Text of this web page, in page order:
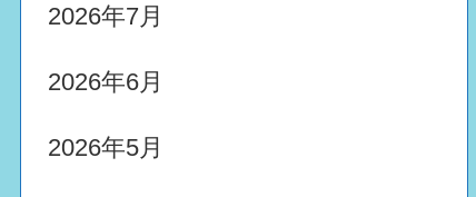
2026年7月
2026年6月
2026年5月